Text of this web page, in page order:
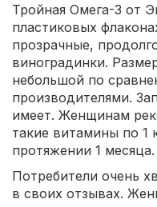
Тройная Омега-3 от
пластиковых
прозрачные,
виноградинки.
небольшой по
производителями.
имеет. Женщинам
такие витамины по 1
протяжении 1 месяца.
Потребители очень
в своих отзывах.